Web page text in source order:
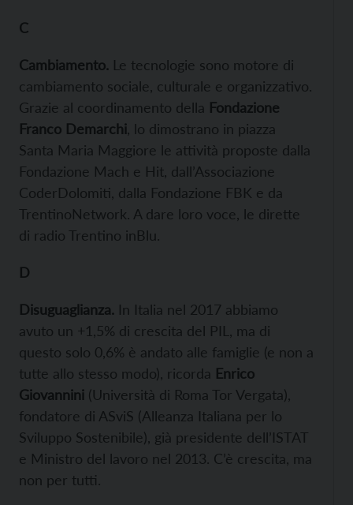
C
Cambiamento. Le tecnologie sono motore di
cambiamento sociale, culturale e organizzativo.
Grazie al coordinamento della Fondazione
Franco Demarchi , lo dimostrano in piazza
Santa Maria Maggiore le attività proposte dalla
Fondazione Mach e Hit, dall’Associazione
CoderDolomiti, dalla Fondazione FBK e da
TrentinoNetwork. A dare loro voce, le dirette
di radio Trentino inBlu.
D
Disuguaglianza. In Italia nel 2017 abbiamo
avuto un +1,5% di crescita del PIL, ma di
questo solo 0,6% è andato alle famiglie (e non a
tutte allo stesso modo), ricorda Enrico
Giovannini (Università di Roma Tor Vergata),
fondatore di ASviS (Alleanza Italiana per lo
Sviluppo Sostenibile), già presidente dell’ISTAT
e Ministro del lavoro nel 2013. C’è crescita, ma
non per tutti.